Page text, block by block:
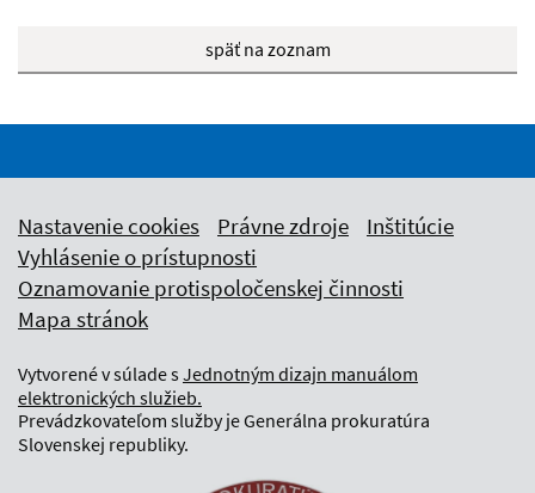
späť na zoznam
Nastavenie cookies Právne zdroje
Inštitúcie
Vyhlásenie o prístupnosti
Oznamovanie protispoločenskej činnosti
Mapa stránok
Vytvorené v súlade sJednotným dizajn manuálom
elektronických služieb.
Prevádzkovateľom služby je Generálna prokuratúra
Slovenskej republiky.